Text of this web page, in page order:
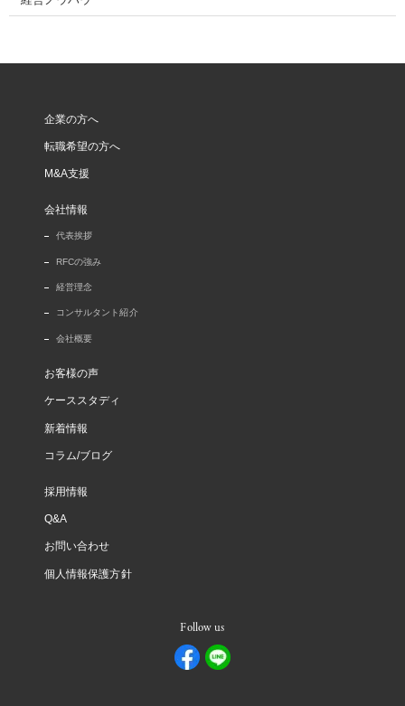
企業の方へ
転職希望の方へ
M&A支援
会社情報
代表挨拶
RFCの強み
経営理念
コンサルタント紹介
会社概要
お客様の声
ケーススタディ
新着情報
コラム/ブログ
採用情報
Q&A
お問い合わせ
個人情報保護方針
Follow us